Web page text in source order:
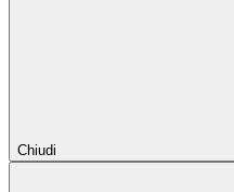
Chiudi